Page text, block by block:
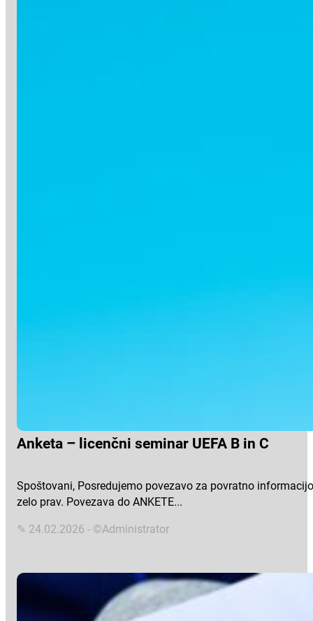
Anketa – licenčni seminar UEFA B in C
Spoštovani, Posredujemo povezavo za povratno
zelo prav. Povezava do ANKETE...
✎ 24.02.2026 - ©Administrator